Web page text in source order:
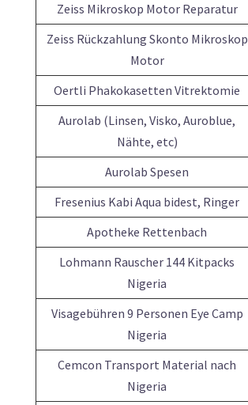
Zeiss Mikroskop Motor Reparatur
Zeiss Rückzahlung Skonto Mikroskop
Motor
Oertli Phakokasetten Vitrektomie
Aurolab (Linsen, Visko, Auroblue,
Nähte, etc)
Aurolab Spesen
Fresenius Kabi Aqua bidest, Ringer
Apotheke Rettenbach
Lohmann Rauscher 144 Kitpacks
Nigeria
Visagebühren 9 Personen Eye Camp
Nigeria
Cemcon Transport Material nach
Nigeria